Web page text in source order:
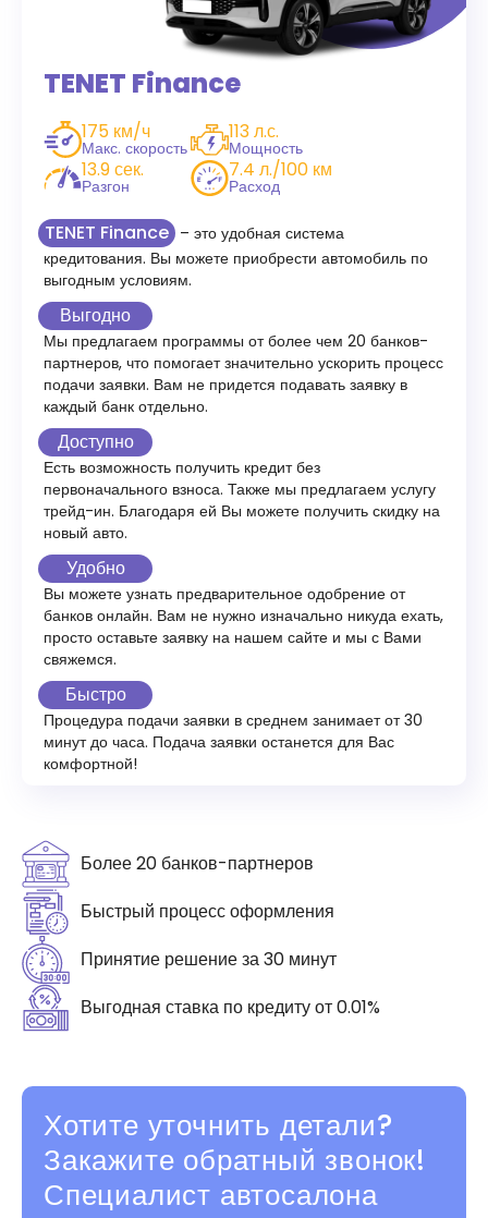
TENET Finance
175 км/ч
Макс. скорость
113 л.с.
Мощность
13.9 сек.
Разгон
7.4 л./100 км
Расход
TENET Finance – это удобная система
кредитования. Вы можете приобрести автомобиль по
выгодным условиям.
Выгодно
Мы предлагаем программы от более чем 20 банков-
партнеров, что помогает значительно ускорить процесс
подачи заявки. Вам не придется подавать заявку в
каждый банк отдельно.
Доступно
Есть возможность получить кредит без
первоначального взноса. Также мы предлагаем услугу
трейд-ин. Благодаря ей Вы можете получить скидку на
новый авто.
Удобно
Вы можете узнать предварительное одобрение от
банков онлайн. Вам не нужно изначально никуда ехать,
просто оставьте заявку на нашем сайте и мы с Вами
свяжемся.
Быстро
Процедура подачи заявки в среднем занимает от 30
минут до часа. Подача заявки останется для Вас
комфортной!
Более 20 банков-партнеров
Быстрый процесс оформления
Принятие решение за 30 минут
Выгодная ставка по кредиту от 0.01%
Хотите уточнить детали?
Закажите обратный звонок!
Специалист автосалона